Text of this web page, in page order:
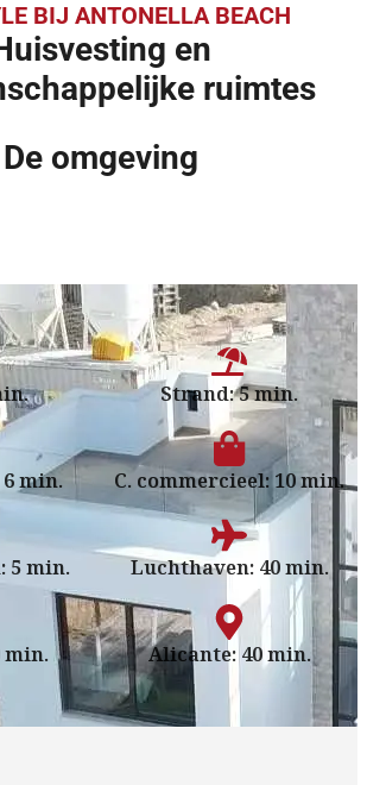
BIJ ANTONELLA BEACH
en
ruimtes
De omgeving
Strand: 5 min.
min. C. commercieel: 10 min.
5 min. Luchthaven: 40 min.
min. Alicante: 40 min.